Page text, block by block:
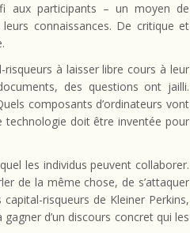
aux participants – un moyen de
connaissances. De critique et
à laisser libre cours à leur
des questions ont jailli.
composants d’ordinateurs vont
technologie doit être inventée pour
les individus peuvent collaborer.
de la même chose, de s’attaquer
risqueurs de Kleiner Perkins,
d’un discours concret qui les